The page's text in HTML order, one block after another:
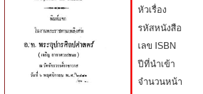
หัวเรื่อง
รหัสหนังสือ­
เลข ISBN
ปีที่นำเข้า
จำนวนหน้า